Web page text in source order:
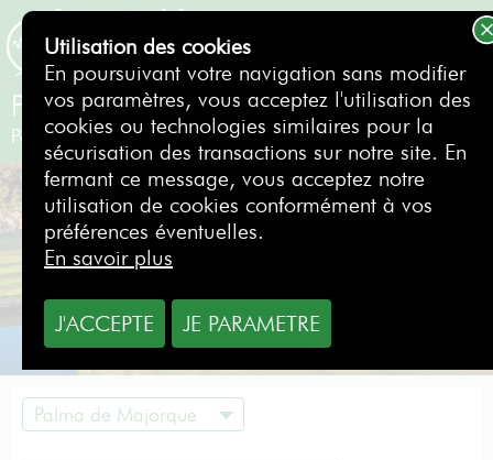
RÉSERVER
Pula Golf
Palma de Majorque- Espagne
Palma de Majorque
Utilisation des cookies
En poursuivant votre navigation sans modifier
vos paramètres, vous acceptez l'utilisation des
cookies ou technologies similaires pour la
sécurisation des transactions sur notre site. En
fermant ce message, vous acceptez notre
utilisation de cookies conformément à vos
préférences éventuelles.
En savoir plus
J'ACCEPTE JE PARAMETRE